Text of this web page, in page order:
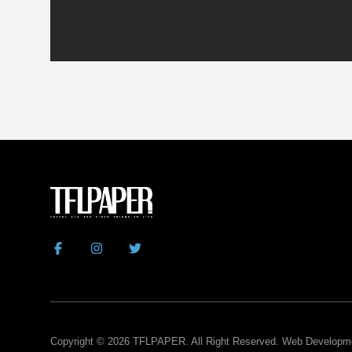
Copyright © 2026 TFLPAPER . All Right Reserved. Web